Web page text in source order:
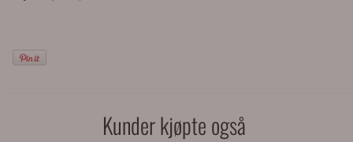
Kunder kjøpte også